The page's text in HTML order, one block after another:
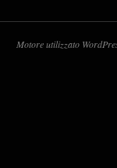
Motore utilizzato